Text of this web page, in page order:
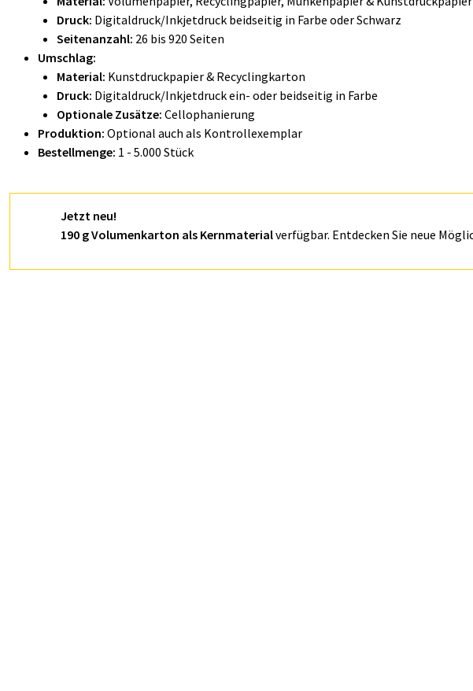
Druck: Digitaldruck/Inkjetdruck beidseitig in Farbe oder Schwarz
Seitenanzahl: 26 bis 920 Seiten
Umschlag:
Material: Kunstdruckpapier & Recyclingkarton
Druck: Digitaldruck/Inkjetdruck ein- oder beidseitig in Farbe
Optionale Zusätze: Cellophanierung
Produktion: Optional auch als Kontrollexemplar
Bestellmenge: 1 - 5.000 Stück
Jetzt neu!
190 g Volumenkarton als Kernmaterialverfügbar. Entdecken Sie neue